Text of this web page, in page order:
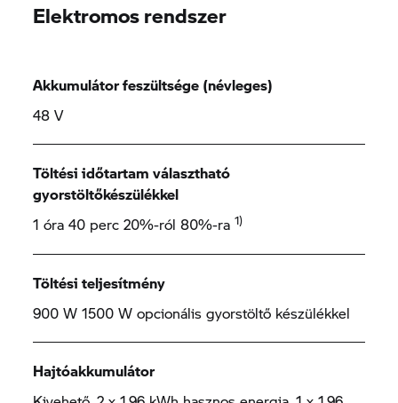
Elektromos rendszer
Akkumulátor feszültsége (névleges)
48 V
Töltési időtartam választható
gyorstöltőkészülékkel
1 óra 40 perc 20%-ról 80%-ra1)
Töltési teljesítmény
900 W 1500 W opcionális gyorstöltő készülékkel
Hajtóakkumulátor